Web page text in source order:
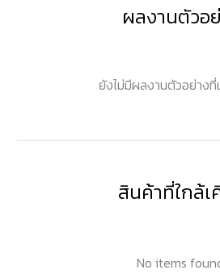
ผลงานตัวอ
ยังไม่มีผลงานตัวอย่างที่
สินค้าที่ใกล้เ
No items